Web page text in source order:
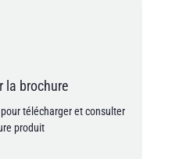
la brochure
télécharger et consulter
produit
personnelles
response]